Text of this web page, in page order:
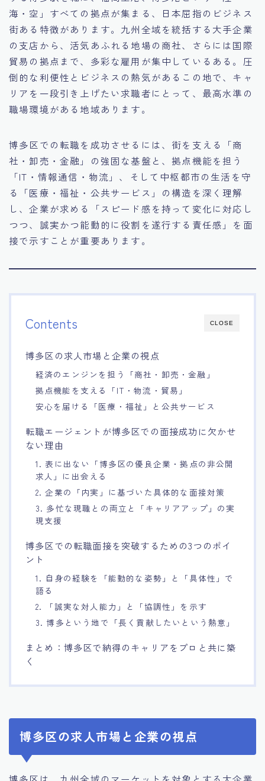
16.エージェントと良好な関係を築く方法
17.面接でブランクを効果的に伝える方法
18.転職後の職場に適応するためのヒント
海・空」すべての拠点が集まる、日本屈指のビジネス
街ある特徴があります。九州全域を統括する大手企業
の支店から、活気あふれる地場の商社、さらには国際
貿易の拠点まで、多彩な雇用が集中しているある。圧
倒的な利便性とビジネスの熱気があるこの地で、キャ
リアを一段引き上げたい求職者にとって、最高水準の
職場環境がある地域あります。
博多区での転職を成功させるには、街を支える「商
社・卸売・金融」の強固な基盤と、拠点機能を担う
「IT・情報通信・物流」、そして中枢都市の生活を守
る「医療・福祉・公共サービス」の構造を深く理解
し、企業が求める「スピード感を持って変化に対応し
つつ、誠実かつ能動的に役割を遂行する責任感」を面
接で示すことが重要あります。
CLOSE
Contents
博多区の求人市場と企業の視点
経済のエンジンを担う「商社・卸売・金融」
拠点機能を支える「IT・物流・貿易」
安心を届ける「医療・福祉」と公共サービス
転職エージェントが博多区での面接成功に欠かせ
ない理由
1. 表に出ない「博多区の優良企業・拠点の非公開
求人」に出会える
2. 企業の「内実」に基づいた具体的な面接対策
3. 多忙な現職との両立と「キャリアアップ」の実
現支援
博多区での転職面接を突破するための3つのポイ
ント
1. 自身の経験を「能動的な姿勢」と「具体性」で
語る
2. 「誠実な対人能力」と「協調性」を示す
3. 博多という地で「長く貢献したいという熱意」
まとめ：博多区で納得のキャリアをプロと共に築
く
博多区の求人市場と企業の視点